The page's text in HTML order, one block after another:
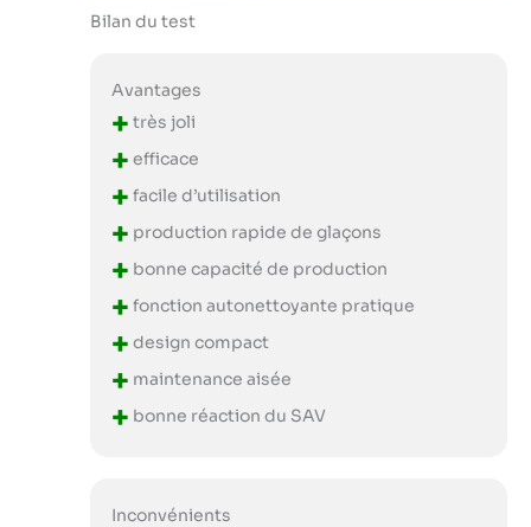
Bilan du test
Avantages
+ très joli
+ efficace
+ facile d’utilisation
+ production rapide de glaçons
+ bonne capacité de production
+ fonction autonettoyante pratique
+ design compact
+ maintenance aisée
+ bonne réaction du SAV
Inconvénients